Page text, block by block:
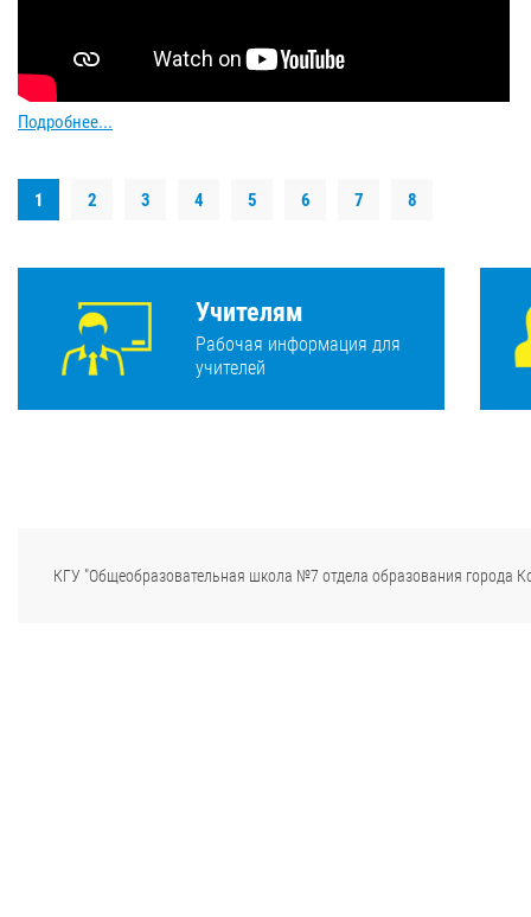
Подробнее...
1 2 3 4 5 6 7 8
Учителям
Рабочая информация для
учителей
КГУ "Общеобразовательная школа №7 отдела образования города